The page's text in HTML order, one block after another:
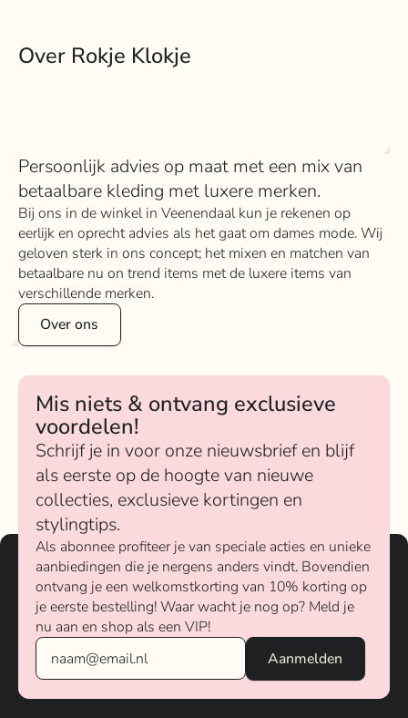
Over Rokje Klokje
Persoonlijk advies op maat met een mix van
betaalbare kleding met luxere merken.
Bij ons in de winkel in Veenendaal kun je rekenen op
eerlijk en oprecht advies als het gaat om dames mode. Wij
geloven sterk in ons concept; het mixen en matchen van
betaalbare nu on trend items met de luxere items van
verschillende merken.
Over ons
Mis niets & ontvang exclusieve
voordelen!
Schrijf je in voor onze nieuwsbrief en blijf
als eerste op de hoogte van nieuwe
collecties, exclusieve kortingen en
stylingtips.
Als abonnee profiteer je van speciale acties en unieke
aanbiedingen die je nergens anders vindt. Bovendien
ontvang je een welkomstkorting van 10% korting op
je eerste bestelling! Waar wacht je nog op? Meld je
nu aan en shop als een VIP!